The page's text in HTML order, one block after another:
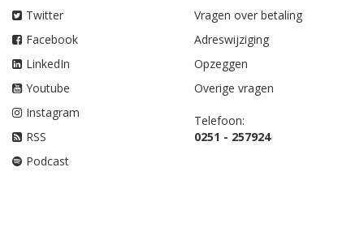
Twitter
Facebook
LinkedIn
Youtube
Instagram
RSS
Podcast
Vragen over betaling
Adreswijziging
Opzeggen
Overige vragen
Telefoon:
0251 - 257924